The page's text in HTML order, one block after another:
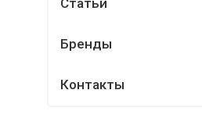
Статьи
Бренды
Контакты